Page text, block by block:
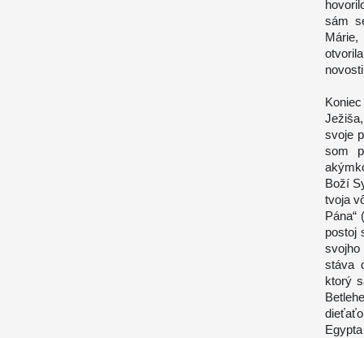
sám
Márie,
svoje
som
Boží
tvoja
Pána“
postoj
svojho
stáva
ktorý